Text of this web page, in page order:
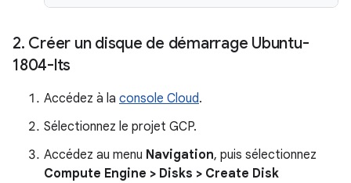
2. Créer un disque de démarrage Ubuntu-
1804-lts
Accédez à la console Cloud.
Sélectionnez le projet GCP.
Accédez au menu Navigation, puis sélectionnez
Compute Engine > Disks > Create Disk